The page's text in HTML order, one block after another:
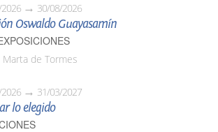
30/08/2026
Oswaldo Guayasamín
Marta de Tormes
31/03/2027
lo elegido